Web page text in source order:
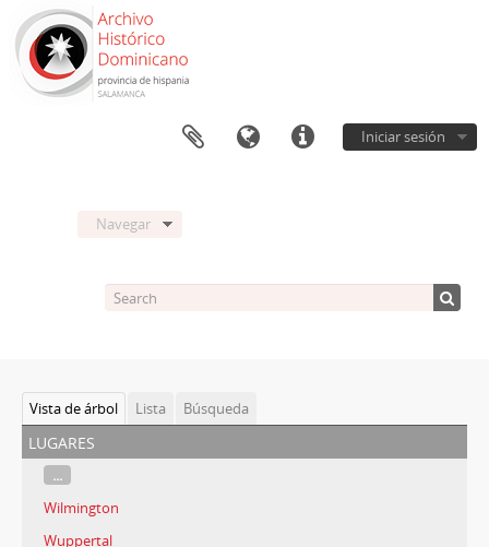
Iniciar sesión
Navegar
Vista de árbol Lista Búsqueda
lugares
...
Wilmington
Wuppertal